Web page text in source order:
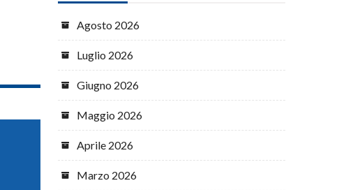
Agosto 2026
Luglio 2026
Giugno 2026
Maggio 2026
Aprile 2026
Marzo 2026